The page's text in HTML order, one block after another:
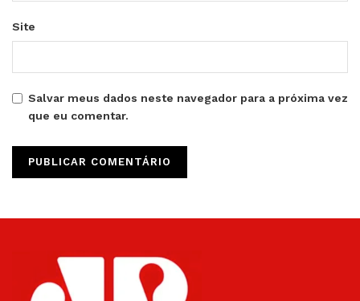
Site
Salvar meus dados neste navegador para a próxima vez
que eu comentar.